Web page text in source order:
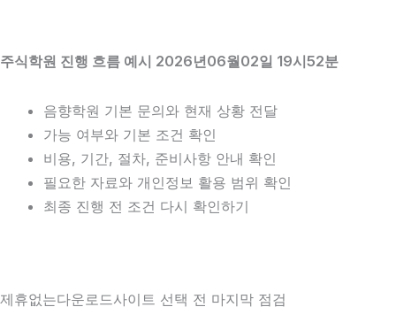
주식학원 진행 흐름 예시 2026년06월02일 19시52분
음향학원 기본 문의와 현재 상황 전달
가능 여부와 기본 조건 확인
비용, 기간, 절차, 준비사항 안내 확인
필요한 자료와 개인정보 활용 범위 확인
최종 진행 전 조건 다시 확인하기
제휴없는다운로드사이트 선택 전 마지막 점검